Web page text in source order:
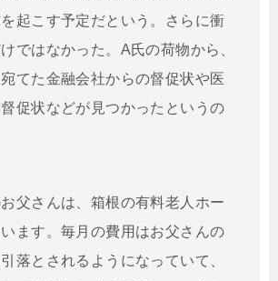
起こす予定だという。さらに衝
ではなかった。A氏の荷物から、
てた金融会社からの督促状や医
促状などが見つかったというの
お父さんは、箱根の有料老人ホー
ます。毎月の費用はお父さんの
落とされるようになっていて、